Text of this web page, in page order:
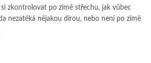
zkontrolovat po zimě střechu, jak vůbec
nezatéká nějakou dírou, nebo není po zimě